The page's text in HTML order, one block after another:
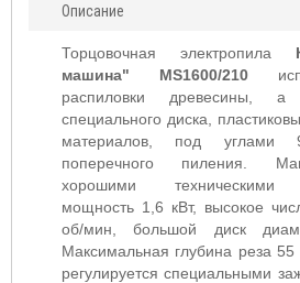
Описание
Торцовочная электропила
машина" MS1600/210
распиловки древесины, а
специального диска,
материалов, под углами
поперечного пиления.
хорошими техническими
мощность 1,6 кВт, высокое
об/мин, большой диск
Максимальная глубина реза
регулируется специальными